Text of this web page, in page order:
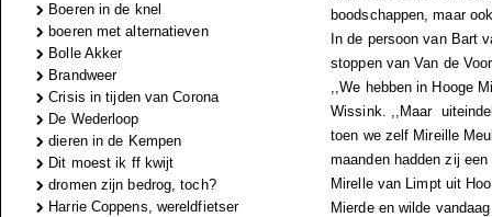
Boeren in de knel
boeren met alternatieven
Bolle Akker
Brandweer
Crisis in tijden van Corona
De Wederloop
dieren in de Kempen
Dit moest ik ff kwijt
dromen zijn bedrog, toch?
Harrie Coppens, wereldfietser
boodschappen, maar
In de persoon van Bart
stoppen van Van de
,,We hebben in Hooge
Wissink. ,,Maar
toen we zelf Mireille
maanden hadden zij
Mirelle van Limpt uit
Mierde en wilde